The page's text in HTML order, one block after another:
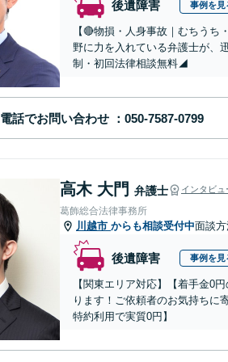
後遺障害 事例を見
【🔴物損・人身事故｜むちう
野に力を入れている弁護士が、
制・初回法律相談無料◢
電話でお問い合わせ
高木 大門 弁護士 インタビュ
葛飾総合法律事務所
川越市 からも相談受付中面談
後遺障害 事例を見
【関東エリア対応】【着手金0
ります！ご依頼者のお気持ちに
特約利用で実質0円】